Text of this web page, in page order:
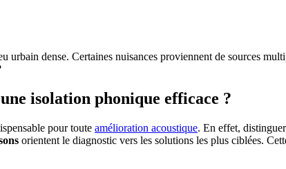
dense. Certaines nuisances proviennent de sources
isolation phonique efficace ?
pour toute amélioration acoustique. En effet,
orientent le diagnostic vers les solutions les plus ciblées.